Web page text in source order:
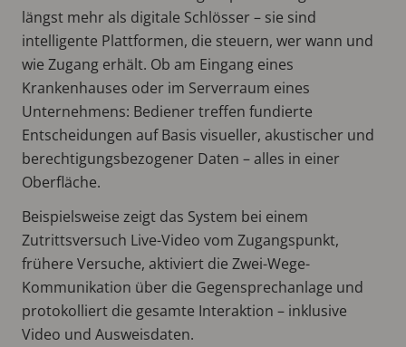
längst mehr als digitale Schlösser – sie sind
intelligente Plattformen, die steuern, wer wann und
wie Zugang erhält. Ob am Eingang eines
Krankenhauses oder im Serverraum eines
Unternehmens: Bediener treffen fundierte
Entscheidungen auf Basis visueller, akustischer und
berechtigungsbezogener Daten – alles in einer
Oberfläche.
Beispielsweise zeigt das System bei einem
Zutrittsversuch Live-Video vom Zugangspunkt,
frühere Versuche, aktiviert die Zwei-Wege-
Kommunikation über die Gegensprechanlage und
protokolliert die gesamte Interaktion – inklusive
Video und Ausweisdaten.